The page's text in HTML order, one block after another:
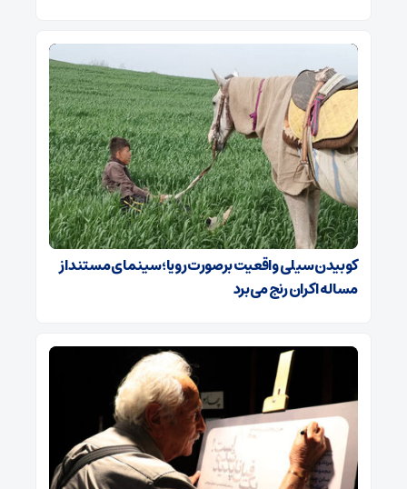
کوبیدن سیلی واقعیت برصورت رویا؛ سینمای مستند از
مساله اکران رنج می‌برد